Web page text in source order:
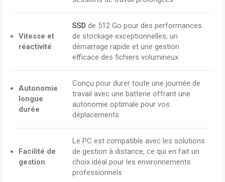
Vitesse et
réactivité
SSD de 512 Go pour des performances
de stockage exceptionnelles, un
démarrage rapide et une gestion
efficace des fichiers volumineux
Autonomie
longue
durée
Conçu pour durer toute une journée de
travail avec une batterie offrant une
autonomie optimale pour vos
déplacements
Facilité de
gestion
Le PC est compatible avec les solutions
de gestion à distance, ce qui en fait un
choix idéal pour les environnements
professionnels